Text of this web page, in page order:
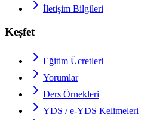
İletişim Bilgileri
Keşfet
Eğitim Ücretleri
Yorumlar
Ders Örnekleri
YDS / e-YDS Kelimeleri